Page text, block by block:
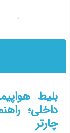
بلیط
داخلی؛
چارتر